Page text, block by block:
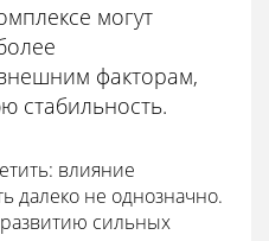
могут
факторам,
стабильность.
влияние
далеко не однозначно.
сильных